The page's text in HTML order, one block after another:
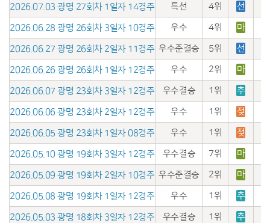
2026.07.03 광명 27회차 1일자 14경주 특선 4위 선
2026.06.28 광명 26회차 3일자 10경주 우수 4위 마
2026.06.27 광명 26회차 2일자 11경주 우수준결승 5위 선
2026.06.26 광명 26회차 1일자 12경주 우수 2위 마
2026.06.07 광명 23회차 3일자 12경주 우수결승 1위 추
2026.06.06 광명 23회차 2일자 12경주 우수 1위 젖
2026.06.05 광명 23회차 1일자 08경주 우수 1위 젖
2026.05.10 광명 19회차 3일자 12경주 우수결승 7위 마
2026.05.09 광명 19회차 2일자 10경주 우수준결승 2위 마
2026.05.08 광명 19회차 1일자 12경주 우수 1위 추
2026.05.03 광명 18회차 3일자 12경주 우수결승 1위 추